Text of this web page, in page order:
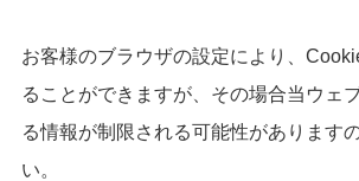
お客様のブラウザの設定により、
ることができますが、その場合当ウェ
る情報が制限される可能性があります
い。